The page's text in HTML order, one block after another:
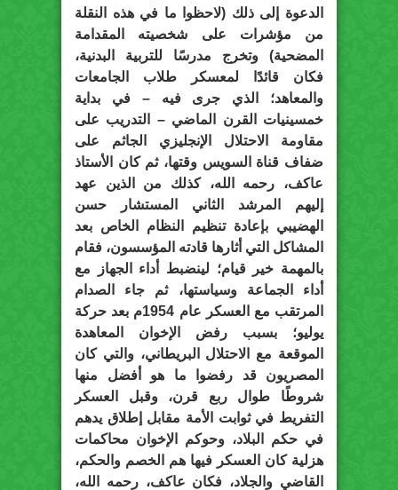
الدعوة إلى ذلك (لاحظوا ما في هذه النقلة
من مؤشرات على شخصيته المقدامة
المضحية) وتخرج مدرسًا للتربية البدنية،
فكان قائدًا لمعسكر طلاب الجامعات
والمعاهد؛ الذي جرى فيه – في بداية
خمسينيات القرن الماضي – التدريب على
مقاومة الاحتلال الإنجليزي الجاثم على
ضفاف قناة السويس وقتها، ثم كان الأستاذ
عاكف، رحمه الله، كذلك من الذين عهد
إليهم المرشد الثاني المستشار حسن
الهضيبي بإعادة تنظيم النظام الخاص بعد
المشاكل التي أثارها قادته المؤسسون، فقام
بالمهمة خير قيام؛ لينضبط أداء الجهاز مع
أداء الجماعة وسياستها، ثم جاء الصدام
المرتقب مع العسكر عام 1954م بعد حركة
يوليو؛ بسبب رفض الإخوان المعاهدة
الموقعة مع الاحتلال البريطاني، والتي كان
المصريون قد رفضوا ما هو أفضل منها
شروطًا طوال ربع قرن، وقبل العسكر
التفريط في ثوابت الأمة مقابل إطلاق يدهم
في حكم البلاد، وحوكم الإخوان محاكمات
هزلية كان العسكر فيها هم الخصم والحكم،
القاضي والجلاد، فكان عاكف، رحمه الله،